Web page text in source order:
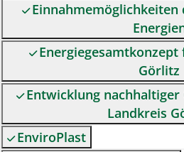
Görlitz
Entwicklung
Landkreis
EnviroPlast